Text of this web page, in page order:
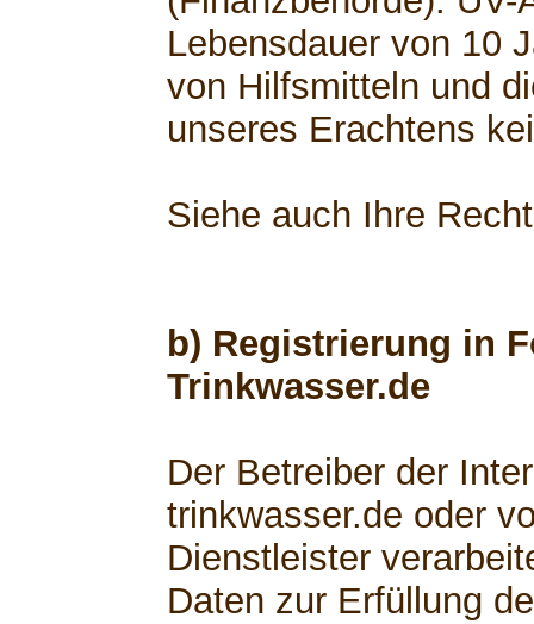
Lebensdauer von 10
von Hilfsmitteln und
unseres Erachtens
Siehe auch Ihre
b) Registrierung in
Trinkwasser.de
Der Betreiber der
trinkwasser.de oder
Dienstleister
Daten zur Erfüllung